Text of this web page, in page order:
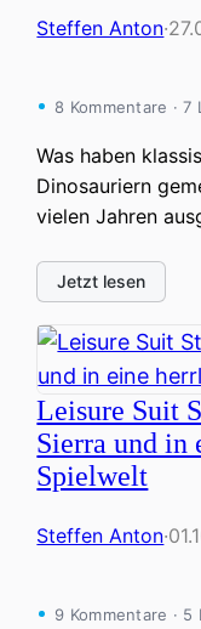
Steffen Anton·
8 Kommentare · 7
Was haben
Dinosauriern
vielen Jahren
Jetzt lesen
Leisure Suit
Sierra und in
Spielwelt
Steffen Anton·
9 Kommentare · 5